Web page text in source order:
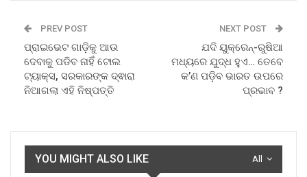
PREV POST
ପ୍ରାଇଭେଟ ଗାଡ଼ିକୁ ଆଉ
ଦେବାକୁ ପଡିବ ନାହିଁ ଟୋଲ
ଟ୍ୟାକ୍ସ, ସରକାରଙ୍କ ଦ୍ଵାରା
ନିଆଗଲା ଏହି ନିଷ୍ପତ୍ତି
NEXT POST
ଯଦି ୟୁକ୍ରେନ୍-ରୁଷିଆ
ମଧ୍ୟରେ ଯୁଦ୍ଧ ହୁଏ… ତେବେ
କ’ଣ ପଡ଼ିବ ଭାରତ ଉପରେ
ପ୍ରଭାବ ?
All
YOU MIGHT ALSO LIKE